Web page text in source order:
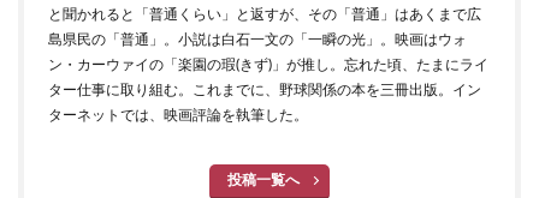
と聞かれると「普通くらい」と返すが、その「普通」はあくまで広
島県民の「普通」。小説は白石一文の「一瞬の光」。映画はウォ
ン・カーウァイの「楽園の瑕(きず)」が推し。忘れた頃、たまにライ
ター仕事に取り組む。これまでに、野球関係の本を三冊出版。イン
ターネットでは、映画評論を執筆した。
投稿一覧へ